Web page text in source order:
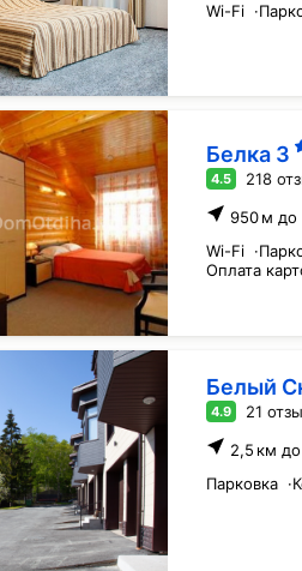
Wi-Fi ·
Белка 3
4.5 218
950 м до
Wi-Fi ·
Оплата
Белый
4.9 21
2,5 км
Парковка ·